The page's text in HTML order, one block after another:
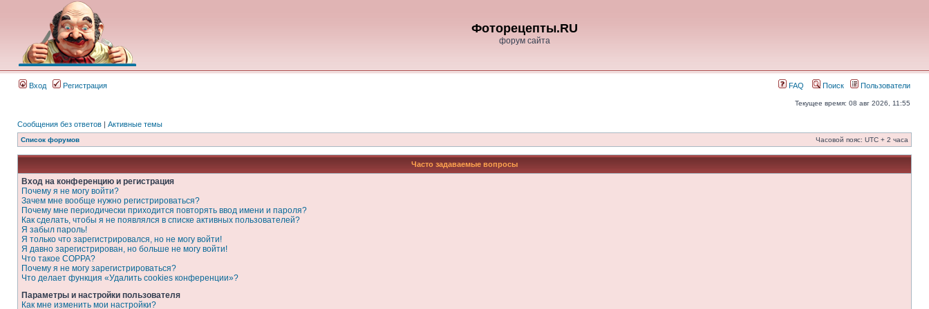
Фоторецепты.RU
форум сайта
Вход Регистрация FAQ Поиск Пользователи
Текущее время: 08 авг 2026, 11:55
Сообщения без ответов | Активные темы
Список форумов Часовой пояс: UTC + 2 часа
Часто задаваемые вопросы
Вход на конференцию и регистрация
Почему я не могу войти?
Зачем мне вообще нужно регистрироваться?
Почему мне периодически приходится повторять ввод имени и пароля?
Как сделать, чтобы я не появлялся в списке активных пользователей?
Я забыл пароль!
Я только что зарегистрировался, но не могу войти!
Я давно зарегистрирован, но больше не могу войти!
Что такое COPPA?
Почему я не могу зарегистрироваться?
Что делает функция «Удалить cookies конференции»?
Параметры и настройки пользователя
Как мне изменить мои настройки?